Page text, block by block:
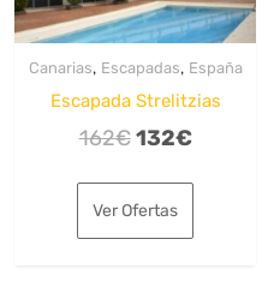
Canarias, Escapadas, España
Escapada Strelitzias
162€El
original
era:
132€El
es:
Ver Ofertas